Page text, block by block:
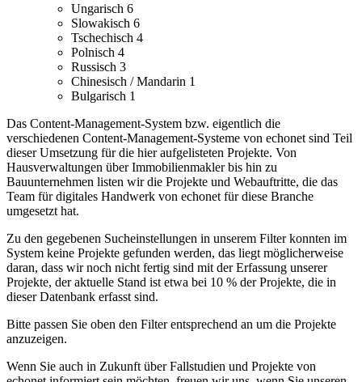
Ungarisch 6
Slowakisch 6
Tschechisch 4
Polnisch 4
Russisch 3
Chinesisch / Mandarin 1
Bulgarisch 1
Das Content-Management-System bzw. eigentlich die
verschiedenen Content-Management-Systeme von echonet sind Teil
dieser Umsetzung für die hier aufgelisteten Projekte. Von
Hausverwaltungen über Immobilienmakler bis hin zu
Bauunternehmen listen wir die Projekte und Webauftritte, die das
Team für digitales Handwerk von echonet für diese Branche
umgesetzt hat.
Zu den gegebenen Sucheinstellungen in unserem Filter konnten im
System keine Projekte gefunden werden, das liegt möglicherweise
daran, dass wir noch nicht fertig sind mit der Erfassung unserer
Projekte, der aktuelle Stand ist etwa bei 10 % der Projekte, die in
dieser Datenbank erfasst sind.
Bitte passen Sie oben den Filter entsprechend an um die Projekte
anzuzeigen.
Wenn Sie auch in Zukunft über Fallstudien und Projekte von